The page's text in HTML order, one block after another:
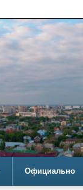
Официально